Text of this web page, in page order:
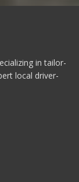
in tailor-
local driver-